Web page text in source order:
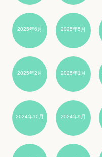
2025年6月 2025年5月
2025年2月 2025年1月
2024年10月 2024年9月